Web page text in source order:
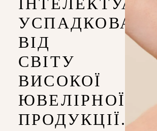
УСПАДКОВАНУ
ВІД
СВІТУ
ВИСОКОЇ
ЮВЕЛІРНОЇ
ПРОДУКЦІЇ.